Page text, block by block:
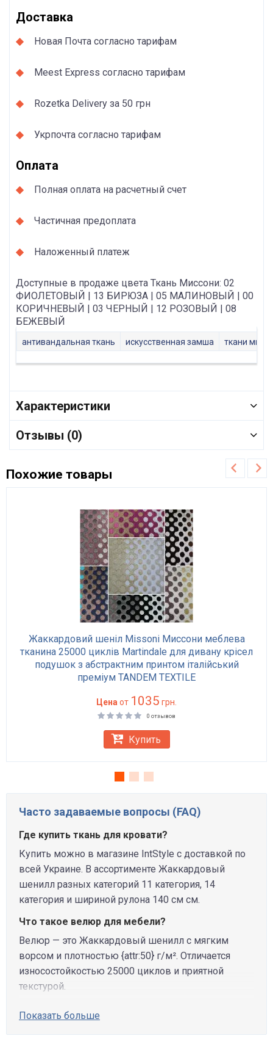
Доставка
Новая Почта согласно тарифам
Meest Express согласно тарифам
Rozetka Delivery за 50 грн
Укрпочта согласно тарифам
Оплата
Полная оплата на расчетный счет
Частичная предоплата
Наложенный платеж
Доступные в продаже цвета Ткань Миссони: 02
ФИОЛЕТОВЫЙ | 13 БИРЮЗА | 05 МАЛИНОВЫЙ | 00
КОРИЧНЕВЫЙ | 03 ЧЕРНЫЙ | 12 РОЗОВЫЙ | 08
БЕЖЕВЫЙ
антивандальная ткань искусственная замша ткани
Характеристики
Отзывы (0)
Похожие товары
Жаккардовий шеніл Missoni Миссони меблева
тканина 25000 циклів Martindale для дивану крісел
подушок з абстрактним принтом італійський
преміум TANDEM TEXTILE
Цена от 1035 грн.
0 отзывов
Купить
Часто задаваемые вопросы (FAQ)
Где купить ткань для кровати?
Купить можно в магазине IntStyle с доставкой по
всей Украине. В ассортименте Жаккардовый
шенилл разных категорий 11 категория, 14
категория и шириной рулона 140 см см.
Что такое велюр для мебели?
Велюр — это Жаккардовый шенилл с мягким
ворсом и плотностью {attr:50} г/м². Отличается
износостойкостью 25000 циклов и приятной
текстурой.
Показать больше